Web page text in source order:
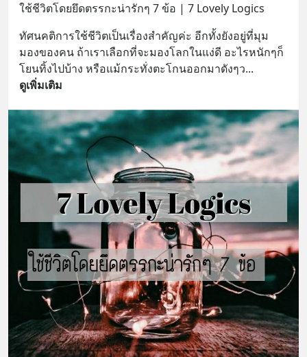
ใช้ชีวิตโดยยึดตรรกะน่ารักๆ 7 ข้อ | 7 Lovely Logics
ทัศนคติการใช้ชีวิตเป็นเรื่องสำคัญค่ะ อีกทั้งยังอยู่ที่มุม
มองของคน ถ้าเราเลือกที่จะมองโลกในแง่ดี อะไรหนักๆก็
โยนทิ้งไปบ้าง หรือแม้กระทั่งตะโกนออกมาดังๆว...
ดูเพิ่มเติม